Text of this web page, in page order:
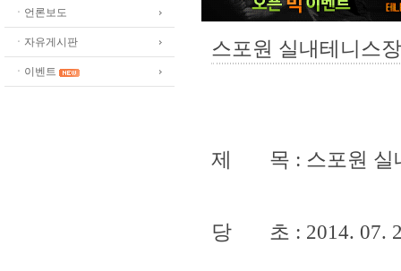
ㆍ언론보도
ㆍ자유게시판
ㆍ이벤트
스포원 실내테니스
제 목 : 스포원 실
당 초 : 2014. 07.